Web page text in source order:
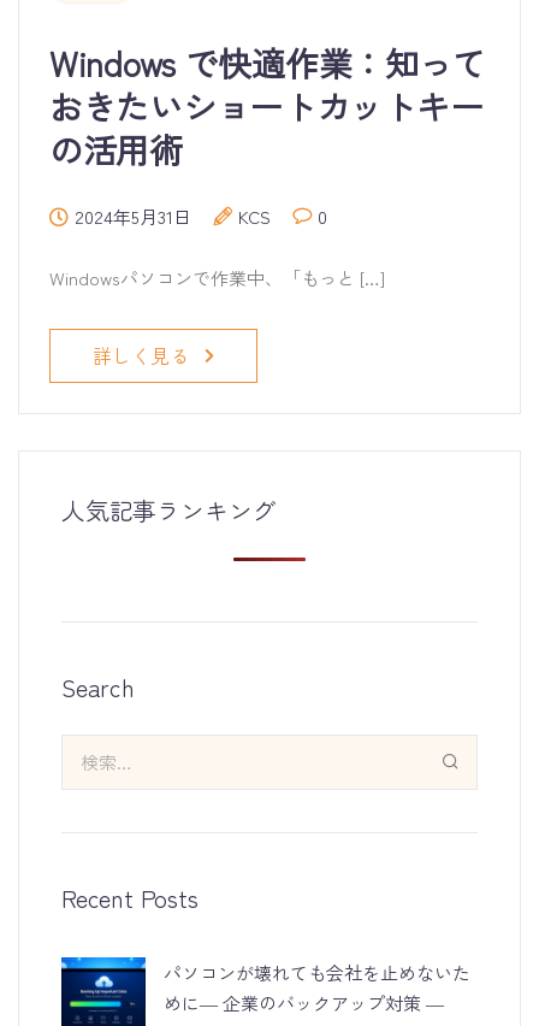
Windows で快適作業：知って
おきたいショートカットキー
の活用術
2024年5月31日 KCS 0
Windowsパソコンで作業中、「もっと […]
詳しく見る
人気記事ランキング
Search
Recent Posts
パソコンが壊れても会社を止めないた
めに― 企業のバックアップ対策 ―